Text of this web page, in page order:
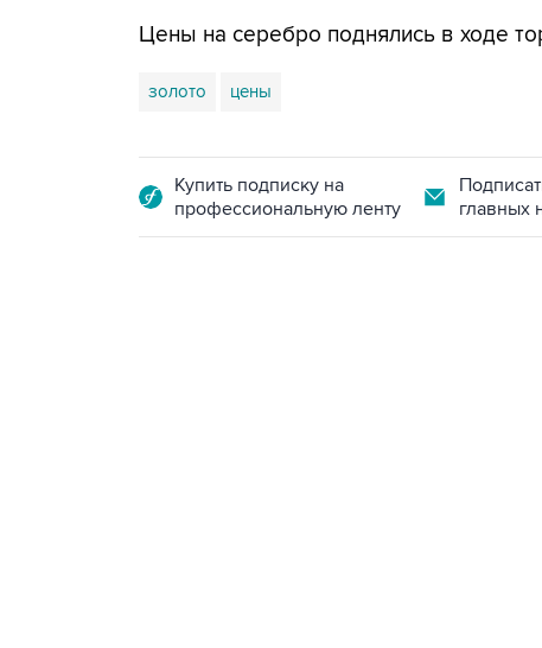
Цены на серебро поднялись в ходе
золото цены
Купить подписку на
профессиональную ленту
главных